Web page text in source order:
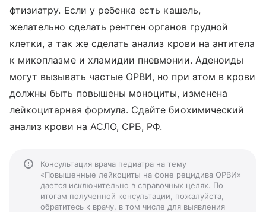
фтизиатру. Если у ребенка есть кашель,
желательно сделать рентген органов грудной
клетки, а так же сделать анализ крови на антитела
к микоплазме и хламидии пневмонии. Аденоиды
могут вызывать частые ОРВИ, но при этом в крови
должны быть повышены моноциты, изменена
лейкоцитарная формула. Сдайте биохимический
анализ крови на АСЛО, СРБ, РФ.
Консультация врача педиатра на тему
«Повышенные лейкоциты на фоне рецидива ОРВИ»
дается исключительно в справочных целях. По
итогам полученной консультации, пожалуйста,
обратитесь к врачу, в том числе для выявления